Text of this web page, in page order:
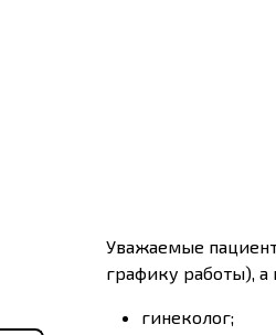
Уважаемые
графику работы), а
гинеколог;